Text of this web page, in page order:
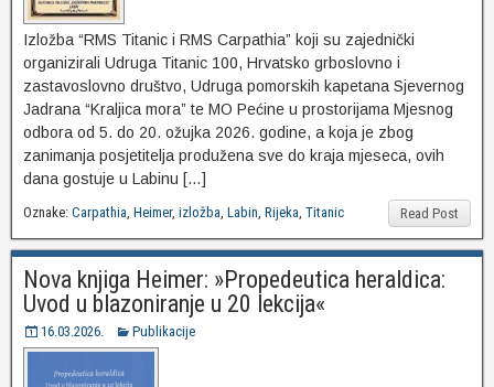
Izložba “RMS Titanic i RMS Carpathia” koji su zajednički
organizirali Udruga Titanic 100, Hrvatsko grboslovno i
zastavoslovno društvo, Udruga pomorskih kapetana Sjevernog
Jadrana “Kraljica mora” te MO Pećine u prostorijama Mjesnog
odbora od 5. do 20. ožujka 2026. godine, a koja je zbog
zanimanja posjetitelja produžena sve do kraja mjeseca, ovih
dana gostuje u Labinu […]
Read Post
Oznake: Carpathia, Heimer, izložba, Labin, Rijeka, Titanic
Nova knjiga Heimer: »Propedeutica heraldica:
Uvod u blazoniranje u 20 lekcija«
16.03.2026. Publikacije